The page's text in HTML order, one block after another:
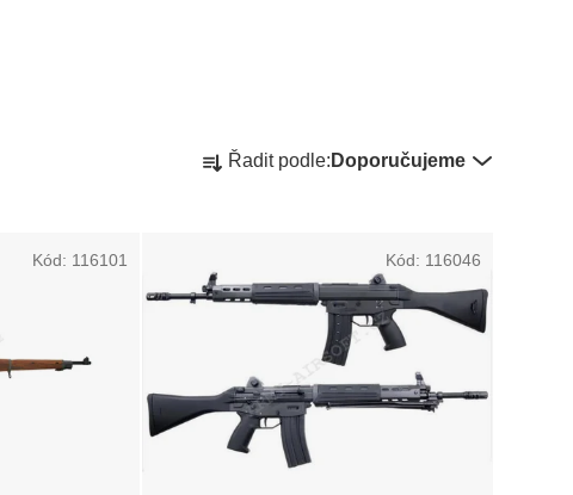
Ř
z
e
n
í
Řadit podle: Doporučujeme
Kód: 116101 Kód: 116046